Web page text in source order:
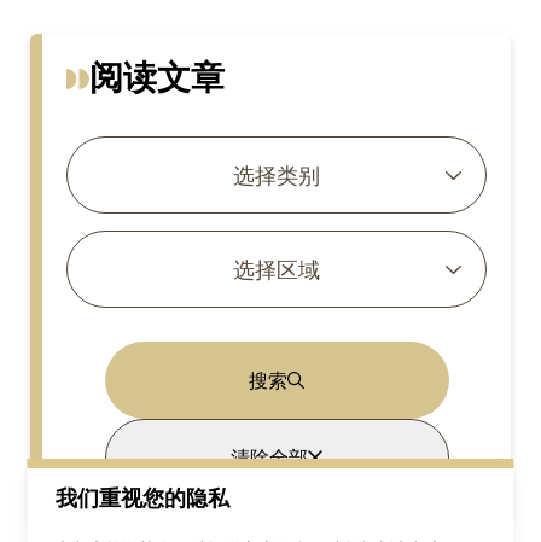
我们重视您的隐私
阅读文章
选择类别
选择区域
搜索
清除全部